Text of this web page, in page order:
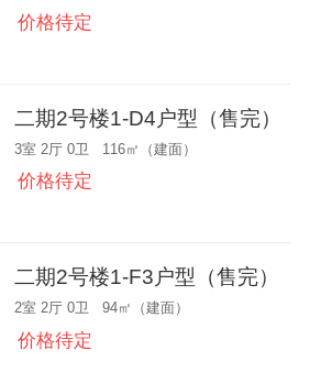
价格待定
二期2号楼1-D4户型（售完）
3室 2厅 0卫 116㎡（建面）
价格待定
二期2号楼1-F3户型（售完）
2室 2厅 0卫 94㎡（建面）
价格待定